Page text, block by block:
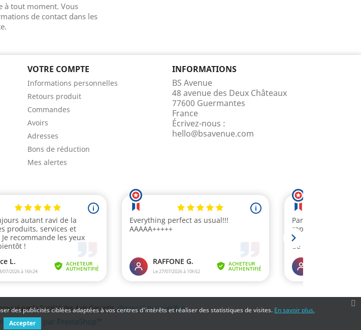
à tout moment. Vous
de contact dans les
VOTRE COMPTE
Informations personnelles
Retours produit
Commandes
Avoirs
Adresses
Bons de réduction
Mes alertes
INFORMATIONS
BS Avenue
48 avenue des Deux Châteaux
77600 Guermantes
France
Écrivez-nous :
hello@bsavenue.com
par la Société des Avis Garantis, cliquez ici pour vérifier.
commerce par PrestaShop™
des publicités ciblées adaptées à vos centres d'intérêts et réaliser des statistiques de visites. En savoir plus.
Accepter